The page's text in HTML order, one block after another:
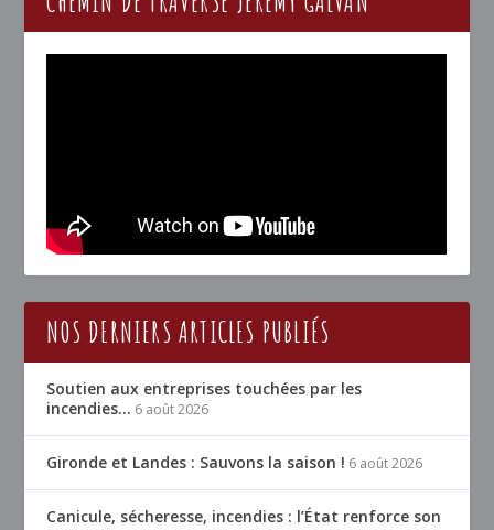
NOS DERNIERS ARTICLES PUBLIÉS
Soutien aux entreprises touchées par les
incendies… 6 août 2026
Gironde et Landes : Sauvons la saison ! 6 août 2026
Canicule, sécheresse, incendies : l’État renforce son